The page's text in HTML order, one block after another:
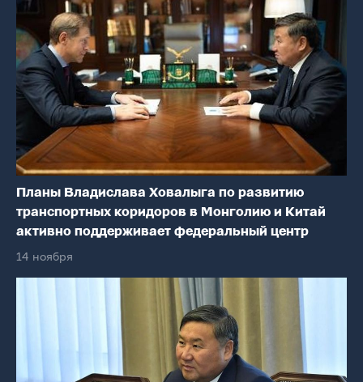
Планы Владислава Ховалыга по развитию
транспортных коридоров в Монголию и Китай
активно поддерживает федеральный центр
14 ноября